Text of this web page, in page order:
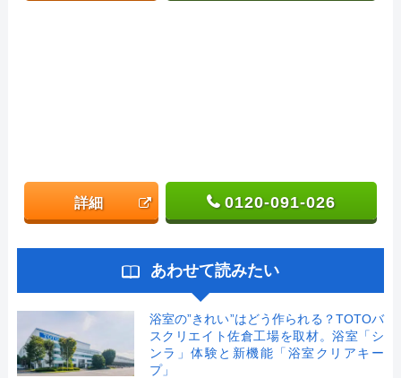
詳細 0120-091-026
あわせて読みたい
浴室の”きれい”はどう作られる？TOTOバ
スクリエイト佐倉工場を取材。浴室「シ
ンラ」体験と新機能「浴室クリアキー
プ」